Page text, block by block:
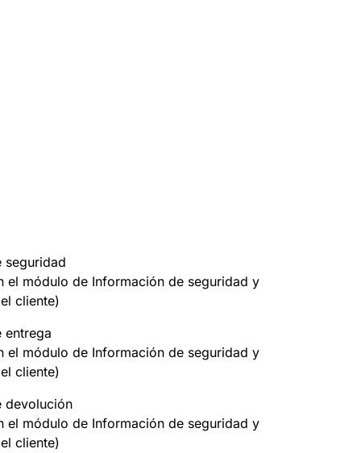
seguridad
el módulo de Información de seguridad y
cliente)
entrega
el módulo de Información de seguridad y
cliente)
devolución
el módulo de Información de seguridad y
cliente)